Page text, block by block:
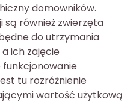
domowników.
są również zwierzęta
do utrzymania
a ich zajęcie
funkcjonowanie
tu rozróżnienie
wartość użytkową